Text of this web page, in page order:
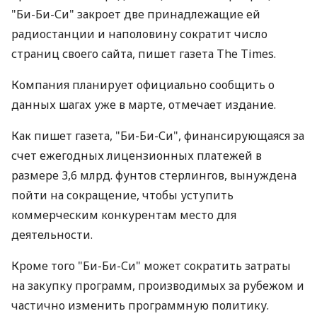
"Би-Би-Си" закроет две принадлежащие ей
радиостанции и наполовину сократит число
страниц своего сайта, пишет газета The Times.
Компания планирует официально сообщить о
данных шагах уже в марте, отмечает издание.
Как пишет газета, "Би-Би-Си", финансирующаяся за
счет ежегодных лицензионных платежей в
размере 3,6 млрд. фунтов стерлингов, вынуждена
пойти на сокращение, чтобы уступить
коммерческим конкурентам место для
деятельности.
Кроме того "Би-Би-Си" может сократить затраты
на закупку программ, производимых за рубежом и
частично изменить программную политику.